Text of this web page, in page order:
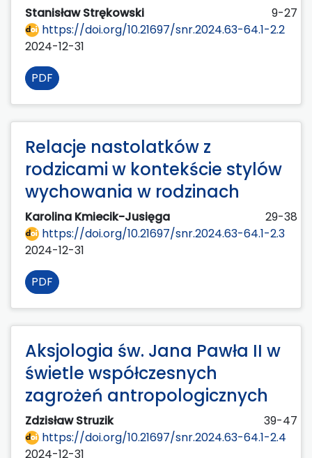
Stanisław Strękowski
9-27
https://doi.org/10.21697/snr.2024.63-64.1-2.2
2024-12-31
PDF
Relacje nastolatków z
rodzicami w kontekście stylów
wychowania w rodzinach
Karolina Kmiecik-Jusięga
29-38
https://doi.org/10.21697/snr.2024.63-64.1-2.3
2024-12-31
PDF
Aksjologia św. Jana Pawła II w
świetle współczesnych
zagrożeń antropologicznych
Zdzisław Struzik
39-47
https://doi.org/10.21697/snr.2024.63-64.1-2.4
2024-12-31